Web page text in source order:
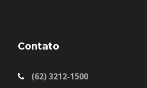
Contato
(62) 3212-1500